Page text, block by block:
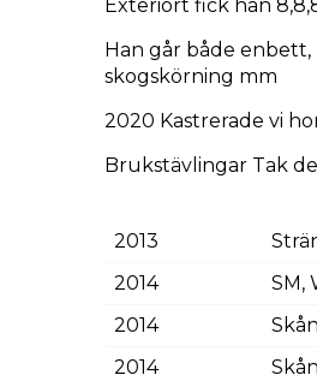
Exteriört fick han
Han går både enbett,
skogskörning mm
2020 Kastrerade vi
Brukstävlingar Tak
2013
2014
SM,
2014
2014